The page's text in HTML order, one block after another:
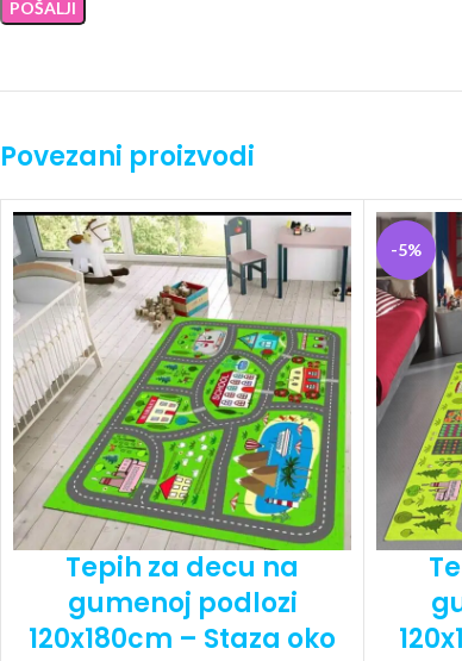
Povezani proizvodi
Tepih za decu na
gumenoj podlozi
120x180cm – Staza oko
-5%